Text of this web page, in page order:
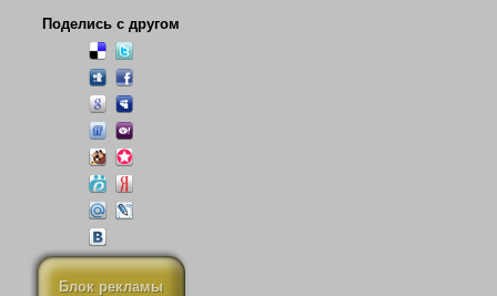
Поделись с другом
Блок рекламы